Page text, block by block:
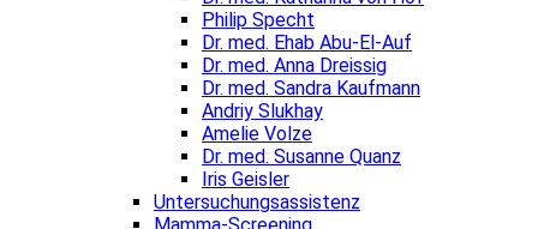
Philip Specht
Dr. med. Ehab Abu-El-Auf
Dr. med. Anna Dreissig
Dr. med. Sandra Kaufmann
Andriy Slukhay
Amelie Volze
Dr. med. Susanne Quanz
Iris Geisler
Untersuchungsassistenz